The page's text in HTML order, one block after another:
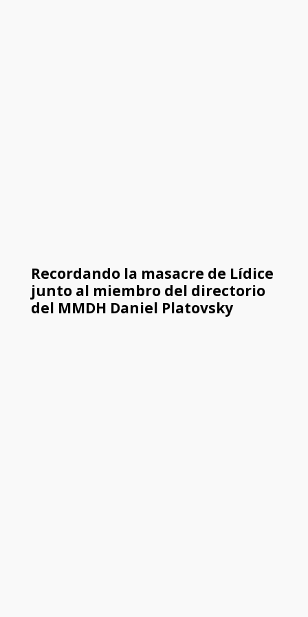
Recordando la masacre de Lídice
junto al miembro del directorio
del MMDH Daniel Platovsky